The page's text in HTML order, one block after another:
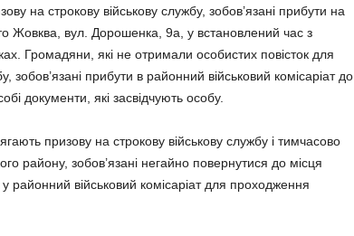
на строкову військову службу, зобов’язані прибути на
Жовква, вул. Дорошенка, 9а, у встановлений час з
Громадяни, які не отримали особистих повісток для
зобов’язані прибути в районний військовий комісаріат до
документи, які засвідчують особу.
призову на строкову військову службу і тимчасово
району, зобов’язані негайно повернутися до місця
районний військовий комісаріат для проходження